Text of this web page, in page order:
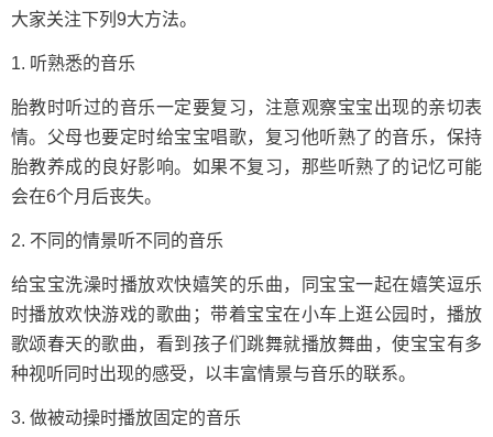
大家关注下列9大方法。
1. 听熟悉的音乐
胎教时听过的音乐一定要复习，注意观察宝宝出现的亲切表
情。父母也要定时给宝宝唱歌，复习他听熟了的音乐，保持
胎教养成的良好影响。如果不复习，那些听熟了的记忆可能
会在6个月后丧失。
2. 不同的情景听不同的音乐
给宝宝洗澡时播放欢快嬉笑的乐曲，同宝宝一起在嬉笑逗乐
时播放欢快游戏的歌曲；带着宝宝在小车上逛公园时，播放
歌颂春天的歌曲，看到孩子们跳舞就播放舞曲，使宝宝有多
种视听同时出现的感受，以丰富情景与音乐的联系。
3. 做被动操时播放固定的音乐